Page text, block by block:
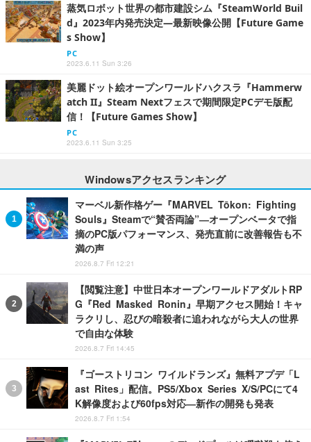
蒸気ロボット世界の都市建設シム『SteamWorld Buil
d』2023年内発売決定―最新映像公開【Future Game
s Show】
PC
2023.6.11 Sun 3:26
美麗ドット絵オープンワールドハクスラ『Hammerw
atch II』Steam Nextフェスで期間限定PCデモ版配
信！【Future Games Show】
PC
2023.6.11 Sun 3:25
Windowsアクセスランキング
マーベル新作格ゲー『MARVEL Tōkon: Fighting
Souls』Steamで“賛否両論”―オープンベータで指
摘のPC版パフォーマンス、発売直前に改善報告も不
満の声
2026.8.7 Fri 12:21
【閲覧注意】中世日本オープンワールドアダルトRP
G『Red Masked Ronin』早期アクセス開始！キャ
ラクリし、忍びの暗殺者に追われながら大人の世界
で自由な体験
2026.8.7 Fri 14:45
『ゴーストリコン ワイルドランズ』無料アプデ「L
ast Rites」配信。PS5/Xbox Series X/S/PCにて4
K解像度および60fps対応―新作の開発も発表
2026.8.7 Fri 1:54